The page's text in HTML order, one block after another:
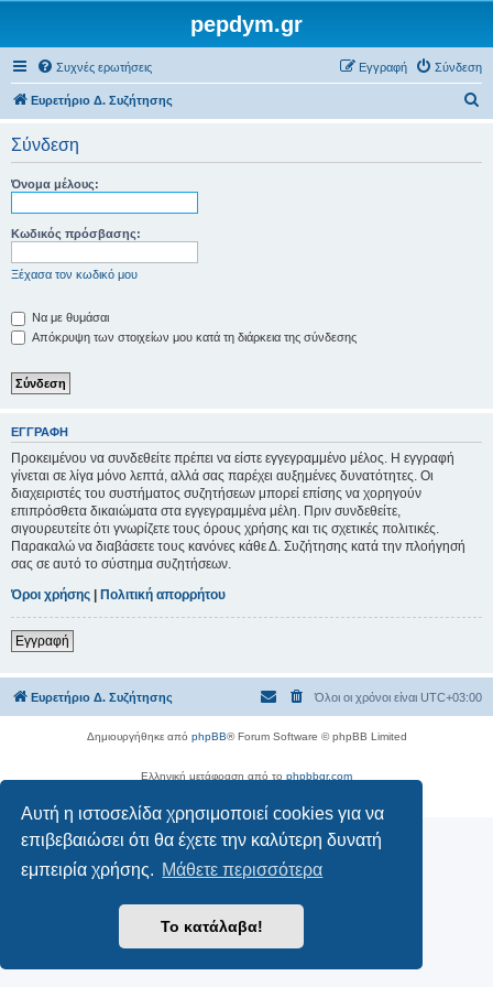
Αυτή η ιστοσελίδα χρησιμοποιεί cookies για να
επιβεβαιώσει ότι θα έχετε την καλύτερη δυνατή
εμπειρία χρήσης. Μάθετε περισσότερα
Το κατάλαβα!
pepdym.gr
Συχνές ερωτήσεις Σύνδεση
Εγγραφή
Ευρετήριο Δ. Συζήτησης
Σύνδεση
Όνομα μέλους:
Κωδικός πρόσβασης:
Ξέχασα τον κωδικό μου
Να με θυμάσαι
Απόκρυψη των στοιχείων μου κατά τη διάρκεια της σύνδεσης
ΕΓΓΡΑΦΉ
Προκειμένου να συνδεθείτε πρέπει να είστε εγγεγραμμένο μέλος. Η εγγραφή
γίνεται σε λίγα μόνο λεπτά, αλλά σας παρέχει αυξημένες δυνατότητες. Οι
διαχειριστές του συστήματος συζητήσεων μπορεί επίσης να χορηγούν
επιπρόσθετα δικαιώματα στα εγγεγραμμένα μέλη. Πριν συνδεθείτε,
σιγουρευτείτε ότι γνωρίζετε τους όρους χρήσης και τις σχετικές πολιτικές.
Παρακαλώ να διαβάσετε τους κανόνες κάθε Δ. Συζήτησης κατά την πλοήγησή
σας σε αυτό το σύστημα συζητήσεων.
Όροι χρήσης | Πολιτική απορρήτου
Εγγραφή
Ευρετήριο Δ. Συζήτησης Όλοι οι χρόνοι είναι UTC+03:00
Δημιουργήθηκε από phpBB® Forum Software © phpBB Limited
Ελληνική μετάφραση από το phpbbgr.com